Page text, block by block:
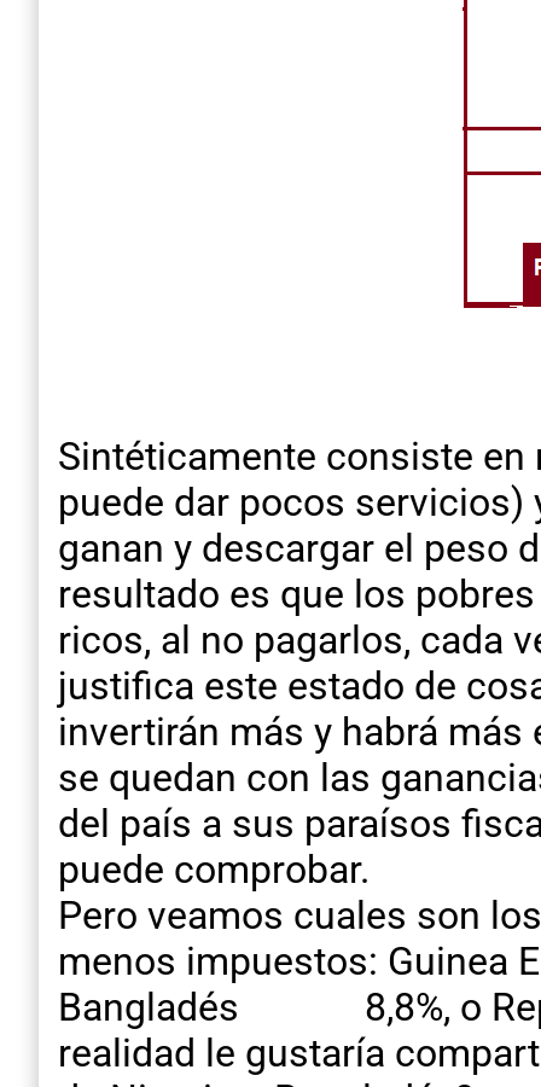
Sintéticamente consiste en
puede dar pocos
ganan y descargar el peso
resultado es que los
ricos, al no pagarlos, cada
justifica este estado de
invertirán más y habrá
se quedan con las
del país a sus paraísos
puede comprobar.
Pero veamos cuales son
menos impuestos: Guinea
Bangladés 8,8%, o
realidad le gustaría